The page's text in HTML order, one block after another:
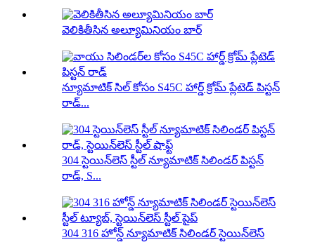
వెలికితీసిన అల్యూమినియం బార్
న్యూమాటిక్ సిల్ కోసం S45C హార్డ్ క్రోమ్ ప్లేటెడ్ పిస్టన్
రాడ్...
304 స్టెయిన్‌లెస్ స్టీల్ న్యూమాటిక్ సిలిండర్ పిస్టన్
రాడ్, S...
304 316 హోన్డ్ న్యూమాటిక్ సిలిండర్ స్టెయిన్‌లెస్